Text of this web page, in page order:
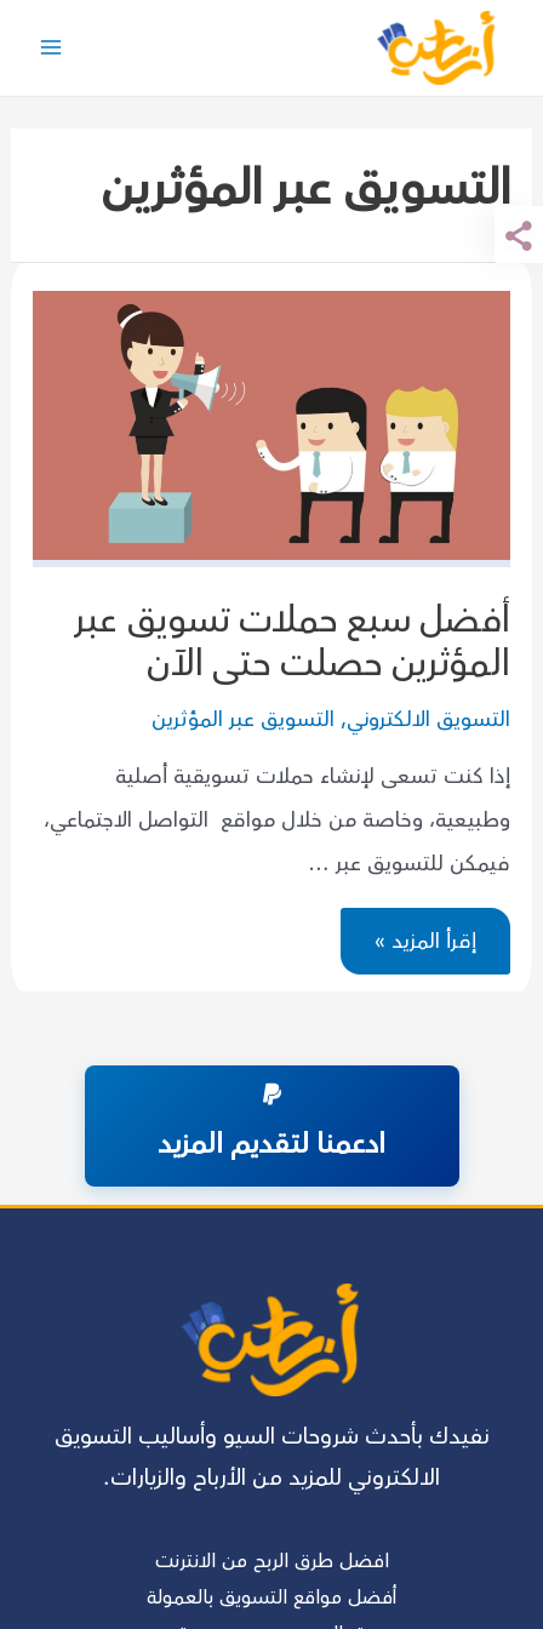
تخطي
التسويق عبر المؤثرين
أفضل سبع حملات تسويق عبر
المؤثرين حصلت حتى الآن
التسويق الالكتروني, التسويق عبر المؤثرين
إذا كنت تسعى لإنشاء حملات تسويقية أصلية
وطبيعية، وخاصة من خلال مواقع التواصل الاجتماعي،
فيمكن للتسويق عبر …
أفضل
سبع
حملات
حتى
إقرأ المزيد »
ادعمنا لتقديم المزيد
نفيدك بأحدث شروحات السيو وأساليب التسويق
الالكتروني للمزيد من الأرباح والزيارات.
افضل طرق الربح من الانترنت
أفضل مواقع التسويق بالعمولة